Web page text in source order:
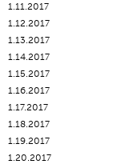
1.11.2017
1.12.2017
1.13.2017
1.14.2017
1.15.2017
1.16.2017
1.17.2017
1.18.2017
1.19.2017
1.20.2017